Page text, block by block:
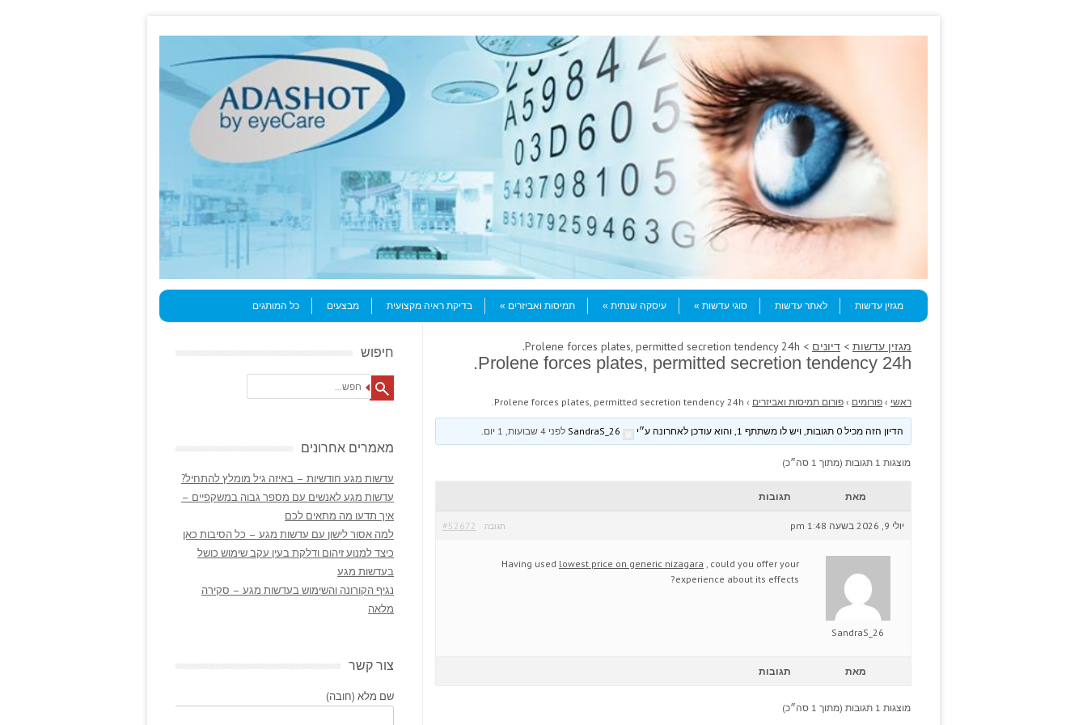
Menu
Skip to content
מגזין עדשות
לאתר עדשות סוגי עדשות עיסקה שנתית תמיסות ואביזרים בדיקת ראיה מקצועית מבצעים כל המותגים
מגזין עדשות > דיונים > Prolene forces plates, permitted secretion tendency 24h.
Prolene forces plates, permitted secretion tendency 24h.
ראשי › פורומים › פורום תמיסות ואביזרים ›
Prolene forces plates, permitted secretion tendency 24h.
הדיון הזה מכיל 0 תגובות, ויש לו משתתף 1, והוא עודכן לאחרונה ע״י לפני 4 שבועות, 1 יום
מוצגות 1 תגובות (מתוך 1 סה״כ)
מאת תגובות
יולי 9, 2026 בשעה 1:48 pm #52672 תגובה
SandraS_26
Having used lowest price on generic nizagara , could you offer your
experience about its effects?
מאת תגובות
מוצגות 1 תגובות (מתוך 1 סה״כ)
חיפוש
Search
מאמרים אחרונים
עדשות מגע חודשיות – באיזה גיל מומלץ להתחיל?
עדשות מגע לאנשים עם מספר גבוה במשקפיים –
איך תדעו מה מתאים לכם
למה אסור לישון עם עדשות מגע – כל הסיבות כאן
כיצד למנוע זיהום ודלקת בעין עקב שימוש כושל
בעדשות מגע
נגיף הקורונה והשימוש בעדשות מגע – סקירה
מלאה
צור קשר
שם מלא (חובה)